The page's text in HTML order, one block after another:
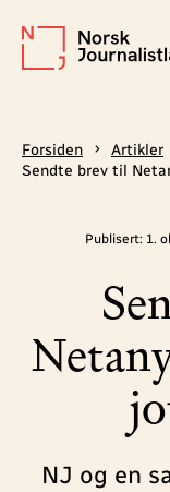
Forsiden
Artikler
Sendte brev til
Publisert: 1.
NJ og en